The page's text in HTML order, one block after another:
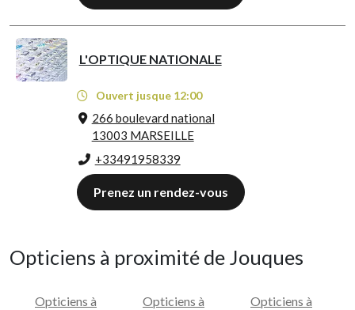
L'OPTIQUE NATIONALE
Ouvert jusque 12:00
266 boulevard national
13003 MARSEILLE
+33491958339
Prenez un rendez-vous
Opticiens à proximité de Jouques
Opticiens à
Opticiens à
Opticiens à